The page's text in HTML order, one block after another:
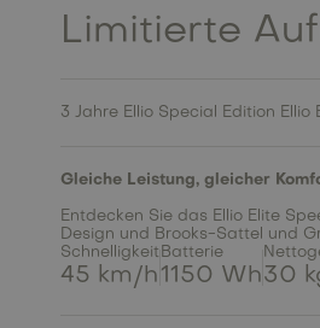
Limitierte
3 Jahre Ellio Special Edition Ellio
Gleiche Leistung, gleicher
Entdecken Sie das Ellio Elite
Design und Brooks-Sattel und
Schnelligkeit
45 km/h
Batterie
1150 Wh30